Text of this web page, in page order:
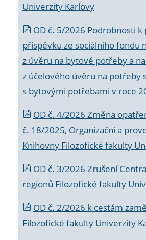
Univerzity Karlovy
OD č. 5/2026 Podrobnosti
příspěvku ze sociálního fondu
z úvěru na bytové potřeby a
z účelového úvěru na potřeby
s bytovými potřebami v roce
OD č. 4/2026 Změna
č. 18/2025, Organizační a
Knihovny Filozofické fakulty
OD č. 3/2026 Zrušení
regionů Filozofické fakulty
OD č. 2/2026 k cestám
Filozofické fakulty Univerzity